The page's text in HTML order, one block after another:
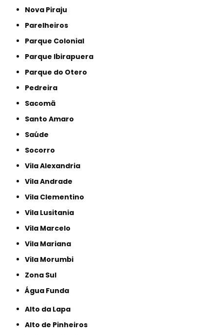
Nova Piraju
Parelheiros
Parque Colonial
Parque Ibirapuera
Parque do Otero
Pedreira
Sacomã
Santo Amaro
Saúde
Socorro
Vila Alexandria
Vila Andrade
Vila Clementino
Vila Lusitania
Vila Marcelo
Vila Mariana
Vila Morumbi
Zona Sul
Água Funda
Alto da Lapa
Alto de Pinheiros